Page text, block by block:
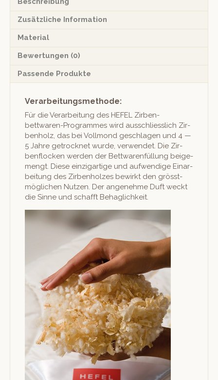
Zusätzliche Information
Material
Bewertungen (0)
Passende Produkte
Verarbeitungsmethode:
Für die Ver­ar­beitung des HEFEL Zir­ben­
bettwaren-Pro­grammes wird auss­chliesslich Zir­
ben­holz, das bei Voll­mond geschla­gen und 4 —
5 Jahre getrock­net wurde, ver­wen­det. Die Zir­
ben­flock­en wer­den der Bettwaren­fül­lung beige­
mengt. Diese einzi­gar­tige und aufwendi­ge Einar­
beitung des Zir­ben­holzes bewirkt den grösst­
möglichen Nutzen. Der angenehme Duft weckt
die Sinne und schafft Behaglichkeit.